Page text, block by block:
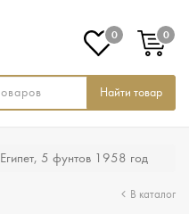
Найти товар
0 0
Египет, 5 фунтов 1958 год
В каталог